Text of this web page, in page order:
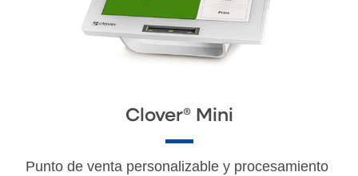
Clover® Mini
Punto de venta personalizable y procesamiento